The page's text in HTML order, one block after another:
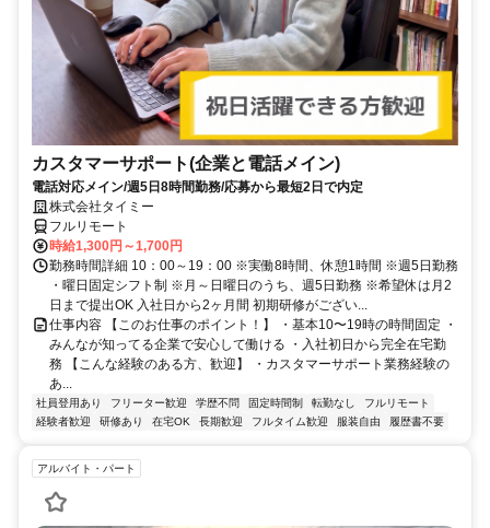
カスタマーサポート(企業と電話メイン)
電話対応メイン/週5日8時間勤務/応募から最短2日で内定
株式会社タイミー
フルリモート
時給1,300円～1,700円
勤務時間詳細 10：00～19：00 ※実働8時間、休憩1時間 ※週5日勤務
・曜日固定シフト制 ※月～日曜日のうち、週5日勤務 ※希望休は月2
日まで提出OK 入社日から2ヶ月間 初期研修がござい...
仕事内容 【このお仕事のポイント！】 ・基本10〜19時の時間固定 ・
みんなが知ってる企業で安心して働ける ・入社初日から完全在宅勤
務 【こんな経験のある方、歓迎】 ・カスタマーサポート業務経験の
あ...
社員登用あり フリーター歓迎 学歴不問 固定時間制 転勤なし
フルリモート
経験者歓迎
研修あり 在宅OK 長期歓迎 フルタイム歓迎 服装自由 履歴書不要
アルバイト・パート